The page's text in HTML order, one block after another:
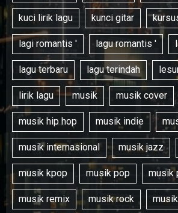
kuci lirik lagu kunci gitar
lagi romantis ' lagu romantis '
lagu terbaru lagu terindah
lirik lagu musik musik cover
musik hip hop musik indie
musik internasional musik jazz
musik kpop musik pop musik
musik remix musik rock